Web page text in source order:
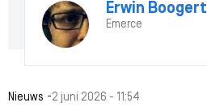
Erwin Boogert
Emerce
Nieuws -2 juni 2026 - 11:54